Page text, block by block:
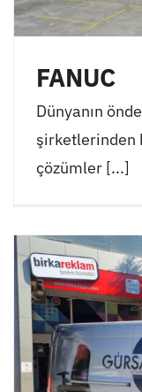
FANUC
Dünyanın
şirketlerinden
çözümler [...]